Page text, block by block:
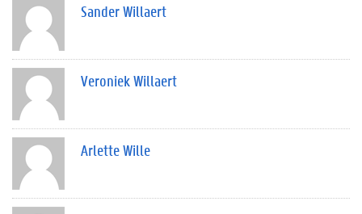
Sander Willaert
Veroniek Willaert
Arlette Wille